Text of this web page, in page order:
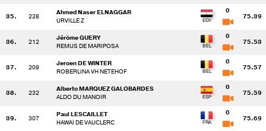
35. 228
Ahmed Naser ELNAGGAR
URVILLE Z
0
75.39
36. 212
Jérôme GUERY
REMUS DE MARIPOSA
0
75.53
37. 209
Jeroen DE WINTER
ROBERLINA VH NETEHOF
0
75.57
38. 232
Alberto MARQUEZ GALOBARDES
ALDO DU MANOIR
0
75.59
39. 307
Paul LESCAILLET
HAWAI DE VAUCLERC
0
75.69